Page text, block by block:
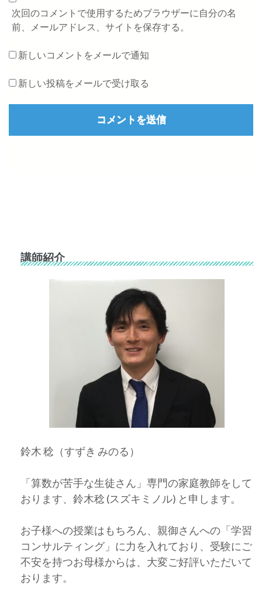
次回のコメントで使用するためブラウザーに自分の名
前、メールアドレス、サイトを保存する。
新しいコメントをメールで通知
新しい投稿をメールで受け取る
講師紹介
鈴木 稔（すずき みのる）
「算数が苦手な生徒さん」専門の家庭教師をして
おります、鈴木稔 (スズキミノル) と申します。
お子様への授業はもちろん、親御さんへの「学習
コンサルティング」に力を入れており、受験にご
不安を持つお母様からは、大変ご好評いただいて
おります。